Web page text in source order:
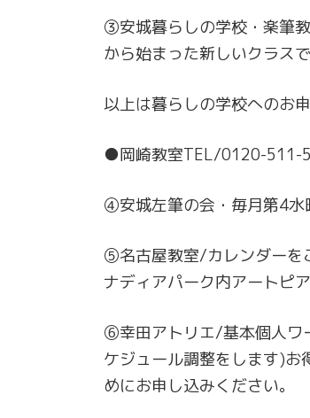
③安城暮らしの学校・楽筆
から始まった新しいクラスで
以上は暮らしの学校へのお
●岡崎教室TEL/0120-511-
④安城左筆の会・毎月第4
⑤名古屋教室/カレンダーを
ナディアパーク内アートピ
⑥幸田アトリエ/基本個人ワ
ケジュール調整をします)お
めにお申し込みください。